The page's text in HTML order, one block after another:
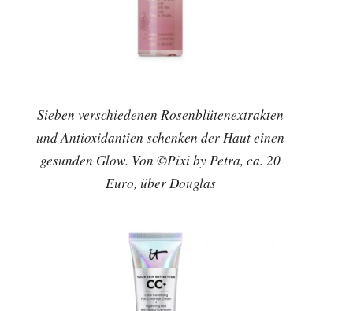
Sieben verschiedenen Rosenblütenextrakten
und Antioxidantien schenken der Haut einen
gesunden Glow. Von ©Pixi by Petra, ca. 20
Euro, über Douglas